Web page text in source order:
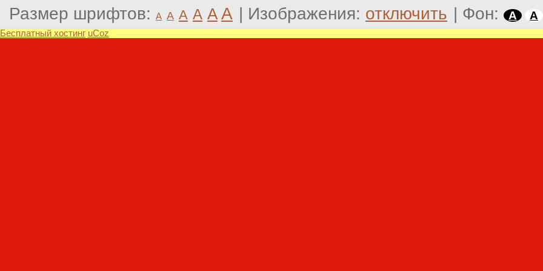
Размер шрифтов: A A A A A A | Изображения: отключить | Фон: A A
Бесплатный хостинг uCoz